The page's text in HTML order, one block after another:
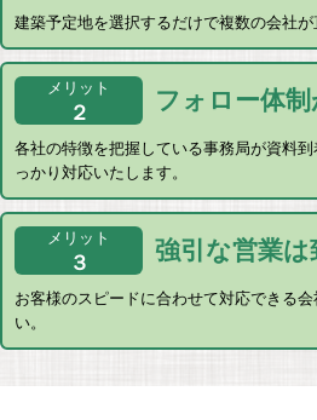
建築予定地を選択するだけで複数の会社が
メリット
２ フォロー体制
各社の特徴を把握している事務局が資料
っかり対応いたします。
メリット
３ 強引な営業は
お客様のスピードに合わせて対応できる
い。